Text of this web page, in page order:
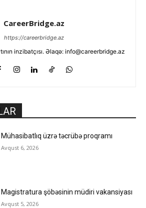
CareerBridge.az
https://careerbridge.az
inzibatçısı. Əlaqə: info@careerbridge.az
Mühasibatlıq üzrə təcrübə proqramı
Avqust 6, 2026
Magistratura şöbəsinin müdiri vakansiyası
Avqust 5, 2026